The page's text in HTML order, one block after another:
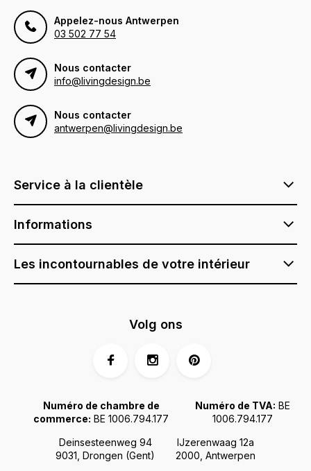
Appelez-nous Antwerpen
03 502 77 54
Nous contacter
info@livingdesign.be
Nous contacter
antwerpen@livingdesign.be
Service à la clientèle
Informations
Les incontournables de votre intérieur
Deinsesteenweg 94
9031, Drongen (Gent)
IJzerenwaag 12a
2000, Antwerpen
Numéro de chambre de
commerce: BE 1006.794.177
Numéro de TVA: BE
1006.794.177
Volg ons